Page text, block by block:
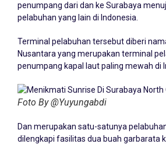
penumpang dari dan ke Surabaya
pelabuhan yang lain di Indonesia.
Terminal pelabuhan tersebut diberi
Nusantara yang merupakan terminal
penumpang kapal laut paling mewah di
Foto By @Yuyungabdi
Dan merupakan satu-satunya
dilengkapi fasilitas dua buah garbarata